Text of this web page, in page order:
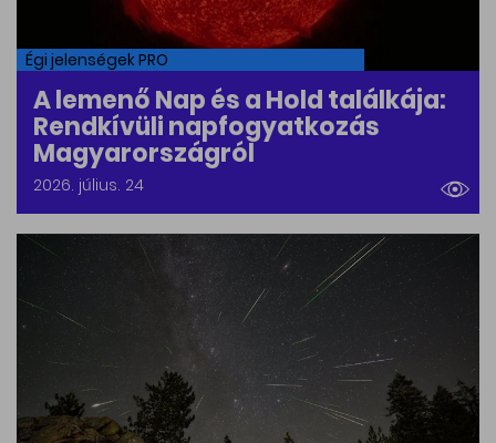
Égi jelenségek PRO
A lemenő Nap és a Hold találkája:
Rendkívüli napfogyatkozás
Magyarországról
2026. július. 24